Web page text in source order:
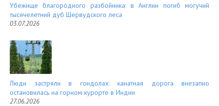
Убежище благородного разбойника: в Англии погиб могучий
тысячелетний дуб Шервудского леса
03.07.2026
Люди застряли в гондолах: канатная дорога внезапно
остановилась на горном курорте в Индии
27.06.2026